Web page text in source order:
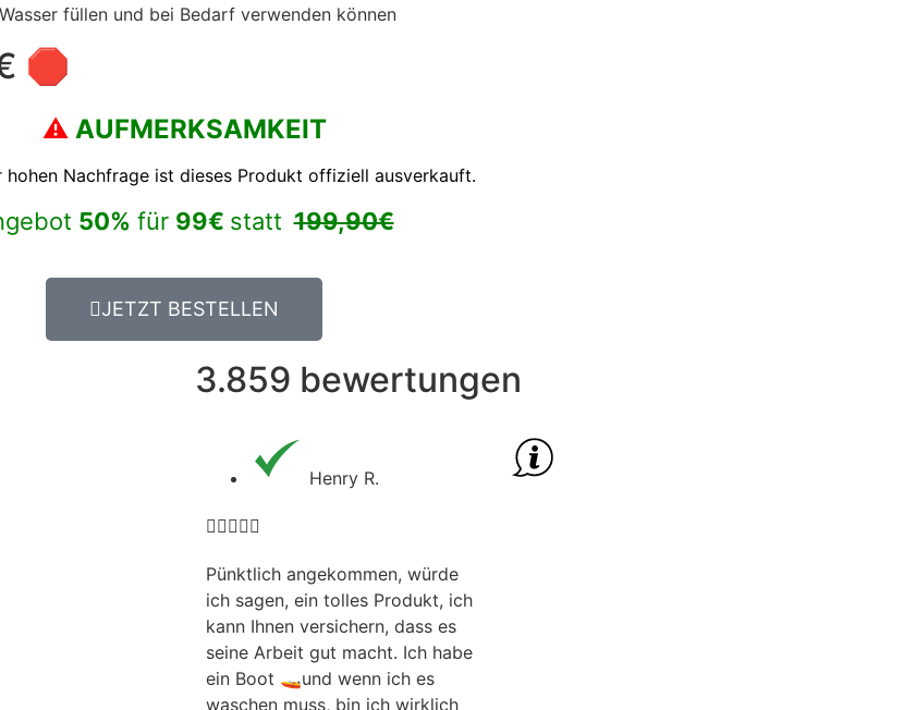
füllen und bei Bedarf verwenden können
🛑
⚠️ AUFMERKSAMKEIT
hohen Nachfrage ist dieses Produkt offiziell ausverkauft.
50% für 99€ statt 199,90€
JETZT BESTELLEN
3.859 bewertungen
Henry R.

Pünktlich angekommen, würde
ich sagen, ein tolles Produkt, ich
kann Ihnen versichern, dass es
seine Arbeit gut macht. Ich habe
ein Boot 🚤und wenn ich es
waschen muss, bin ich wirklich